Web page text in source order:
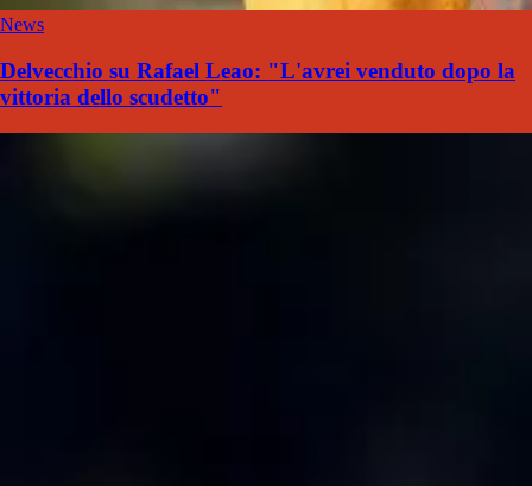
News
Delvecchio su Rafael Leao: "L'avrei venduto dopo la
vittoria dello scudetto"